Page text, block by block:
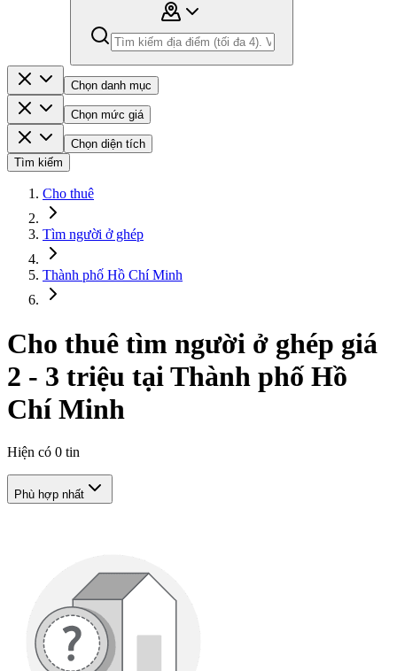
Chọn danh mục
Chọn mức giá
Chọn diện tích
Tìm kiếm
Cho thuê
Tìm người ở ghép
Thành phố Hồ Chí Minh
Cho thuê tìm người ở ghép giá
2 - 3 triệu tại Thành phố Hồ
Chí Minh
Hiện có 0 tin
Phù hợp nhất